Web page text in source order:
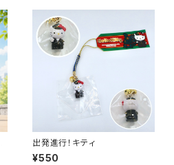
出発進行！キティ
¥550